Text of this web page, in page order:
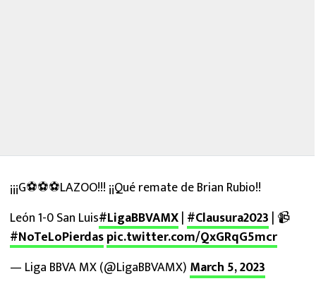
¡¡¡G⚽⚽⚽LAZOO!!! ¡¡Qué remate de Brian Rubio!!
León 1-0 San Luis#LigaBBVAMX| #Clausura2023 | 📹
#NoTeLoPierdaspic.twitter.com/QxGRqG5mcr
— Liga BBVA MX (@LigaBBVAMX) March 5, 2023